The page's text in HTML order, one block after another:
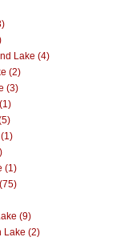
Lake (4)
(2)
(3)
(1)
(9)
Lake (2)